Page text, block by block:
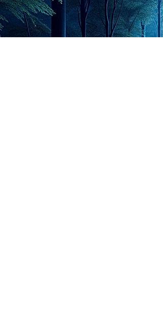
chatGPTそれは、私をどこま
で、進化させるのか？。毎
日、進化していく。chatGPT